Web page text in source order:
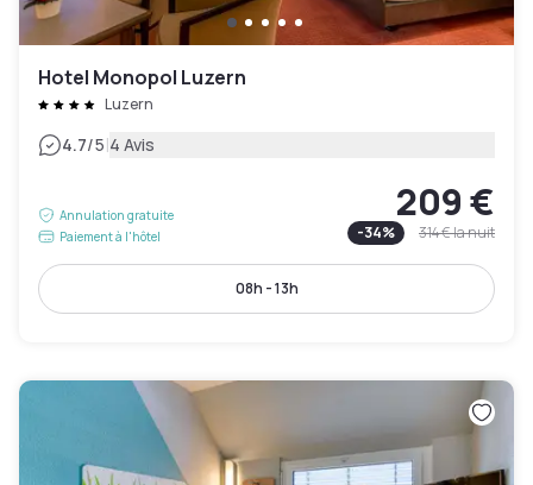
Hotel Monopol Luzern
Luzern
4.7/5|4 Avis
Annulation gratuite
Paiement à l'hôtel
209 €
-34% 314 €la nuit
08h - 13h